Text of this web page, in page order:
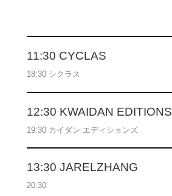
11:30 CYCLAS
18:30 シクラス
12:30 KWAIDAN EDITIONS
19:30 カイダン エディションズ
13:30 JARELZHANG
20:30